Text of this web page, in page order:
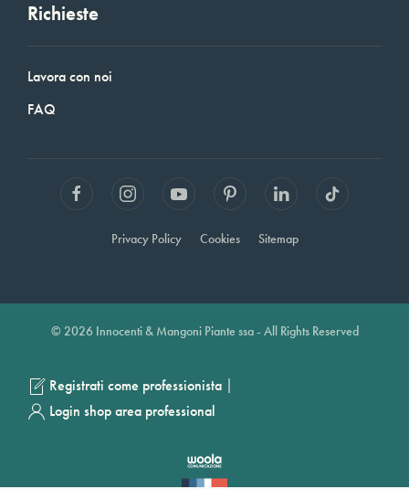
Richieste
Lavora con noi
FAQ
Privacy Policy Cookies Sitemap
© 2026 Innocenti & Mangoni Piante ssa - All Rights Reserved
Registrati come professionista |
Login shop area professional